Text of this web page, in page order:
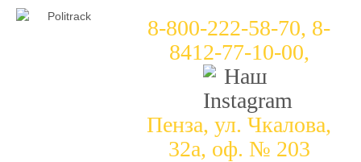
8-800-222-58-70, 8-
8412-77-10-00,
Пенза, ул. Чкалова,
32а, оф. № 203